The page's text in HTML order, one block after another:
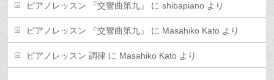
ピアノレッスン 『交響曲第九』 にshibapiano より
ピアノレッスン 『交響曲第九』 に Masahiko Kato より
ピアノレッスン 調律 に Masahiko Kato より